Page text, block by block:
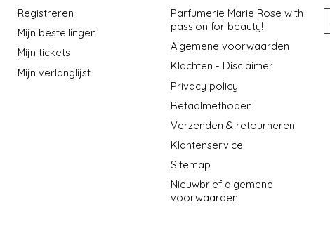
Registreren
Mijn bestellingen
Mijn tickets
Mijn verlanglijst
Parfumerie Marie Rose with
passion for beauty!
Algemene voorwaarden
Klachten - Disclaimer
Privacy policy
Betaalmethoden
Verzenden & retourneren
Klantenservice
Sitemap
Nieuwbrief algemene
voorwaarden